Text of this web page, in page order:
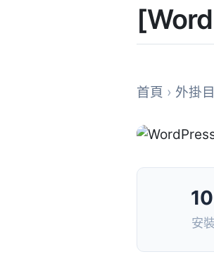
首頁 › 外掛
安